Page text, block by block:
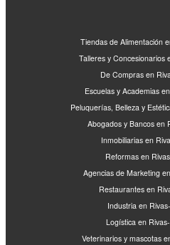
Tiendas de Alimentación
Talleres y Concesionarios
De Compras en
Escuelas y Academias
Peluquerías, Belleza y
Abogados y Bancos en
Inmobiliarias en
Reformas en
Agencias de Marketing
Restaurantes en
Industria en
Logística en
Veterinarios y mascotas